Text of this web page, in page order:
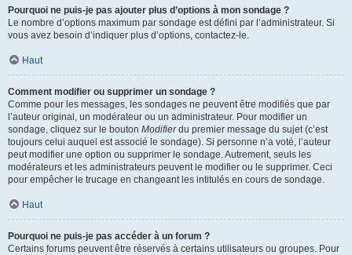
Pourquoi ne puis-je pas ajouter plus d’options à mon sondage ?
Le nombre d’options maximum par sondage est défini par l’administrateur. Si
vous avez besoin d’indiquer plus d’options, contactez-le.
Haut
Comment modifier ou supprimer un sondage ?
Comme pour les messages, les sondages ne peuvent être modifiés que par
l’auteur original, un modérateur ou un administrateur. Pour modifier un
sondage, cliquez sur le bouton Modifierdu premier message du sujet (c’est
toujours celui auquel est associé le sondage). Si personne n’a voté, l’auteur
peut modifier une option ou supprimer le sondage. Autrement, seuls les
modérateurs et les administrateurs peuvent le modifier ou le supprimer. Ceci
pour empêcher le trucage en changeant les intitulés en cours de sondage.
Haut
Pourquoi ne puis-je pas accéder à un forum ?
Certains forums peuvent être réservés à certains utilisateurs ou groupes. Pour